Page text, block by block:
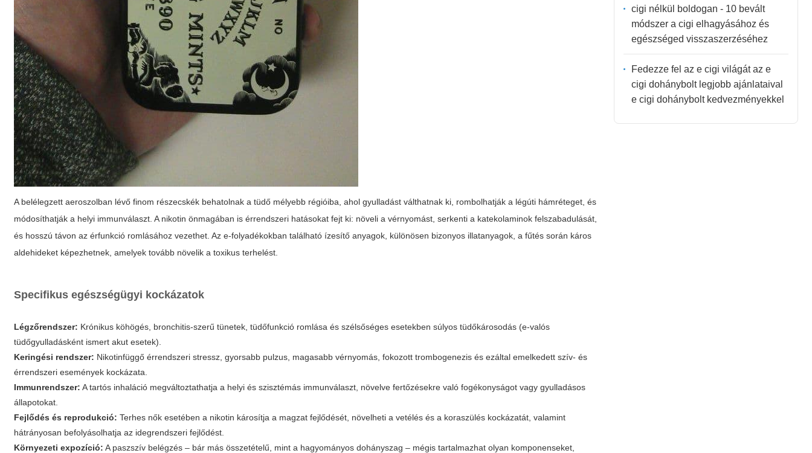
A belélegzett aeroszolban lévő finom részecskék behatolnak a tüdő mélyebb régióiba, ahol gyulladást válthatnak ki, rombolhatják a légúti hámréteget, és
módosíthatják a helyi immunválaszt. A nikotin önmagában is érrendszeri hatásokat fejt ki: növeli a vérnyomást, serkenti a katekolaminok felszabadulását,
és hosszú távon az érfunkció romlásához vezethet. Az e-folyadékokban található ízesítő anyagok, különösen bizonyos illatanyagok, a fűtés során káros
aldehideket képezhetnek, amelyek tovább növelik a toxikus terhelést.
Specifikus egészségügyi kockázatok
Légzőrendszer: Krónikus köhögés, bronchitis-szerű tünetek, tüdőfunkció romlása és szélsőséges esetekben súlyos tüdőkárosodás (e-valós
tüdőgyulladásként ismert akut esetek).
Keringési rendszer: Nikotinfüggő érrendszeri stressz, gyorsabb pulzus, magasabb vérnyomás, fokozott trombogenezis és ezáltal emelkedett szív- és
érrendszeri események kockázata.
Immunrendszer: A tartós inhaláció megváltoztathatja a helyi és szisztémás immunválaszt, növelve fertőzésekre való fogékonyságot vagy gyulladásos
állapotokat.
Fejlődés és reprodukció: Terhes nők esetében a nikotin károsítja a magzat fejlődését, növelheti a vetélés és a koraszülés kockázatát, valamint
hátrányosan befolyásolhatja az idegrendszeri fejlődést.
Környezeti expozíció: A paszszív belégzés – bár más összetételű, mint a hagyományos dohányszag – mégis tartalmazhat olyan komponenseket,
cigi nélkül boldogan - 10 bevált
módszer a cigi elhagyásához és
egészséged visszaszerzéséhez
Fedezze fel az e cigi világát az e
cigi dohánybolt legjobb ajánlataival
e cigi dohánybolt kedvezményekkel